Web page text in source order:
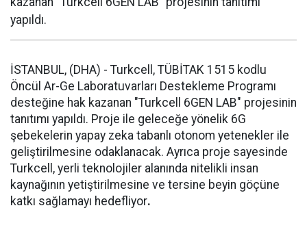
yapıldı.
İSTANBUL, (DHA) - Turkcell, TÜBİTAK 1515 kodlu
Öncül Ar-Ge Laboratuvarları Destekleme Programı
desteğine hak kazanan "Turkcell 6GEN LAB" projesinin
tanıtımı yapıldı. Proje ile geleceğe yönelik 6G
şebekelerin yapay zeka tabanlı otonom yetenekler ile
geliştirilmesine odaklanacak. Ayrıca proje sayesinde
Turkcell, yerli teknolojiler alanında nitelikli insan
kaynağının yetiştirilmesine ve tersine beyin göçüne
katkı sağlamayı hedefliyor.